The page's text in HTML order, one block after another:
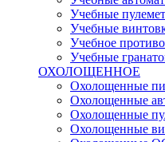
Учебные
Учебные
Учебное
Учебные
ОХОЛОЩЕННОЕ
Охолощенные
Охолощенные
Охолощенные
Охолощенные